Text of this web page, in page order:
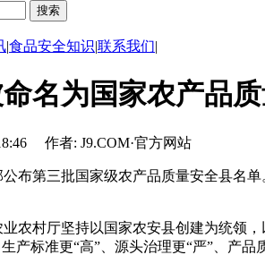
|食品安全知识|联系我们|
名为国家农产品
作者: J9.COM·官方网站
第三批国家级农产品质量安全县名单
村厅坚持以国家农安县创建为统领，
产标准更“高”、源头治理更“严”、产品